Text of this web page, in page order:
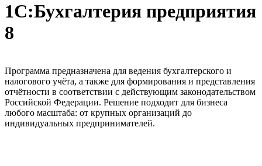
1С:Бухгалтерия предприятия
8
Программа предназначена для ведения бухгалтерского и
налогового учёта, а также для формирования и представления
отчётности в соответствии с действующим законодательством
Российской Федерации. Решение подходит для бизнеса
любого масштаба: от крупных организаций до
индивидуальных предпринимателей.